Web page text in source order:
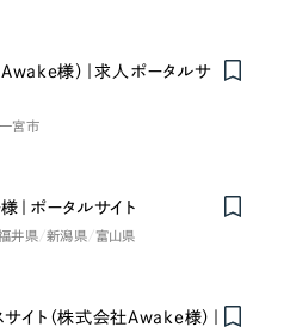
様）｜求人ポータルサ
一宮市
｜ポータルサイト
井県 新潟県 富山県
イト（株式会社Awake様）｜